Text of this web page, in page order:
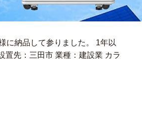
に納品して参りました。 1年以
先：三田市 業種：建設業 カラ